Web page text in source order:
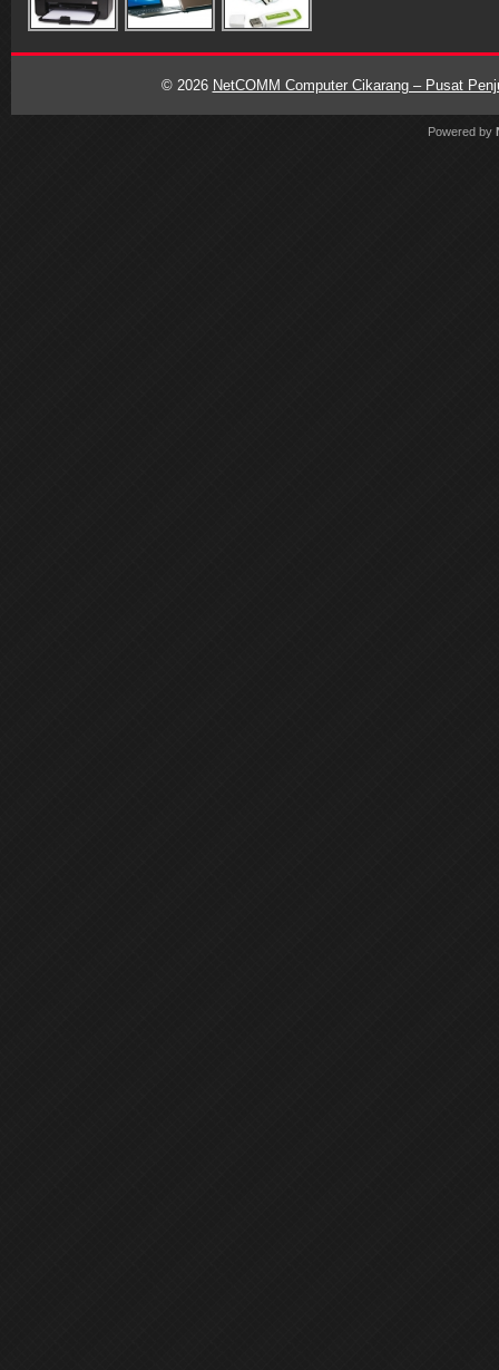
© 2026 NetCOMM Computer Cikarang – Pusat
Powered by